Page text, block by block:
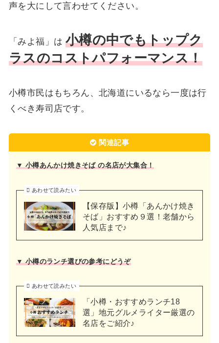
声を大にして言わせてください。
「みよ福」は 小樽の中でもトップク
ラスのコストパフォーマンス！
小樽市民はもちろん、北海道にいるなら一度は行
くべき寿司店です。
関連記事
▼ 小樽あんかけ焼きそば の名店が大集合！
あわせて読みたい
【保存版】小樽「あんかけ焼き
そば」おすすめ９選！老舗から
人気店まで♪
▼ 小樽のランチ選びの参考にどうぞ
あわせて読みたい
「小樽・おすすめランチ18
選」地元グルメライター厳選の
名店をご紹介♪